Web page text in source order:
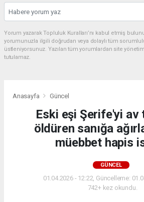
Yorum yazarak Topluluk Kuralları’nı kabul etmiş
yorumunuzla ilgili doğrudan veya dolaylı tüm
üstleniyorsunuz. Yazılan tüm yorumlardan site
tutulamaz.
Anasayfa Güncel
Eski eşi Şerife'yi
öldüren sanığa
müebbet hapis
GÜNCEL
01.04.2026 - 12:22, Güncelleme:
742+ kez okundu.